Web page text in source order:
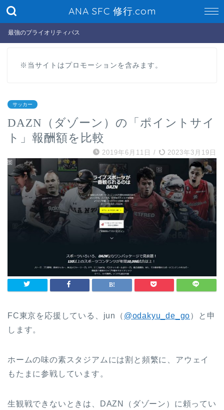
ANA SFC 修行.com
最強のプライオリティパス
※当サイトはプロモーションを含みます。
サッカー
DAZN（ダゾーン）の「ポイントサイ
ト」報酬額を比較
2019年6月11日 / 2023年3月19日
FC東京を応援している、jun（ @odakyu_de_go）と申
します。
ホームの味の素スタジアムには割と頻繁に、アウェイ
もたまに参戦しています。
生観戦できないときは、DAZN（ダゾーン）に頼ってい